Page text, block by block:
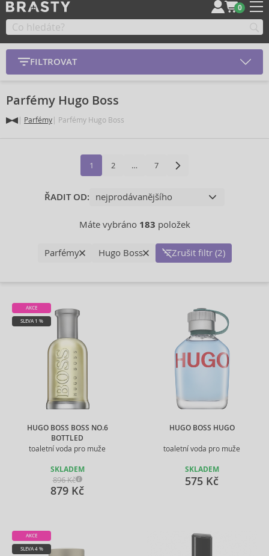
0
FILTROVAT
Parfémy Hugo Boss
Parfémy Parfémy Hugo Boss
1 2 … 7
ŘADIT OD:
Máte vybráno 183 položek
Parfémy Hugo Boss Zrušit filtr (2)
HUGO BOSS BOSS NO.6
BOTTLED
toaletní voda pro muže
AKCE
SLEVA 1 %
SKLADEM
896 Kč
879 Kč
HUGO BOSS HUGO
toaletní voda pro muže
SKLADEM
575 Kč
AKCE
SLEVA 4 %